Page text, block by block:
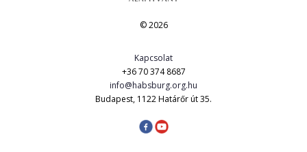
© 2026
Kapcsolat
+36 70 374 8687
info@habsburg.org.hu
Budapest, 1122 Határőr út 35.